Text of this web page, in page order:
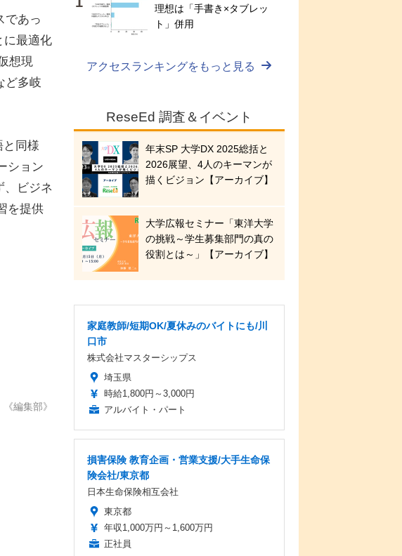
であっ
に最適化
想現
ど多岐
同様
ション
、ビジネ
を提供
《編集部》
理想は「手書き×タブレッ
ト」併用
アクセスランキングをもっと見る
ReseEd 調査＆イベント
年末SP 大学DX 2025総括と
2026展望、4人のキーマンが
描くビジョン【アーカイブ】
大学広報セミナー「東洋大学
の挑戦～学生募集部門の真の
役割とは～」【アーカイブ】
家庭教師/短期OK/夏休みのバイトにも/川
口市
株式会社マスターシップス
埼玉県
時給1,800円～3,000円
アルバイト・パート
損害保険 教育企画・営業支援/大手生命保
険会社/東京都
日本生命保険相互会社
東京都
年収1,000万円～1,600万円
正社員